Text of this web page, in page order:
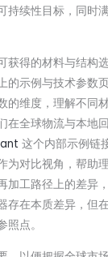
持续性目标，同时
获得的材料与结构
的示例与技术参数
的维度，理解不同
在全球物流与本地
这个内部示例链
为对比视角，帮助
加工路径上的差异
存在本质差异，但
点。